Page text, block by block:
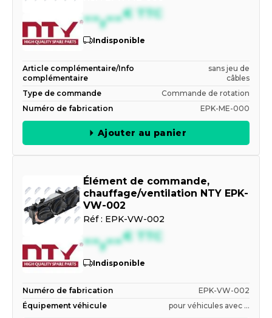
--,--€ TTC
Indisponible
Article complémentaire/Info
complémentaire
sans jeu de
câbles
Type de commande
Commande de rotation
Numéro de fabrication
EPK-ME-000
Ajouter au panier
Élément de commande,
chauffage/ventilation NTY EPK-
VW-002
Réf : EPK-VW-002
--,--€ TTC
Indisponible
Numéro de fabrication
EPK-VW-002
Équipement véhicule
pour véhicules avec ...